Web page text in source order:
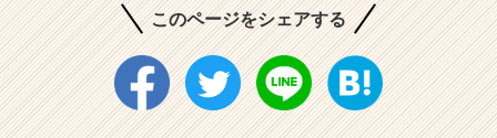
このページをシェアする